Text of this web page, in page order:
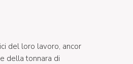
del loro lavoro, ancor
della tonnara di